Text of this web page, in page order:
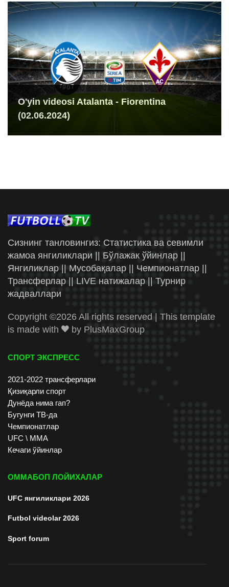
O'yin videosi Atalanta - Fiorentina
(02.06.2024)
Сизнинг танловингиз: Статистика ва севимли
жамоа янгиликлари || Бўлажак ўйинлар ||
Янгиликлар || Мусобақалар || Чемпионатлар ||
Трансферлар || LIVE натижалар || Турнир
жадваллари
Copyright ©2026 All rights reserved | This template
is made with
by PlusMaxGroup
СПОРТ ЭКСПРЕСС
2021-2022 трансферлари
Қизиқарли спорт
Дунёда нима гап?
Бугунги ТВ-да
Чемпионатлар
UFC \ ММА
Кечаги ўйинлар
ОММАБОП ЛОЙИХАЛАР
UFC янгиликлари 2026
Futbol videolar 2026
Sport forum